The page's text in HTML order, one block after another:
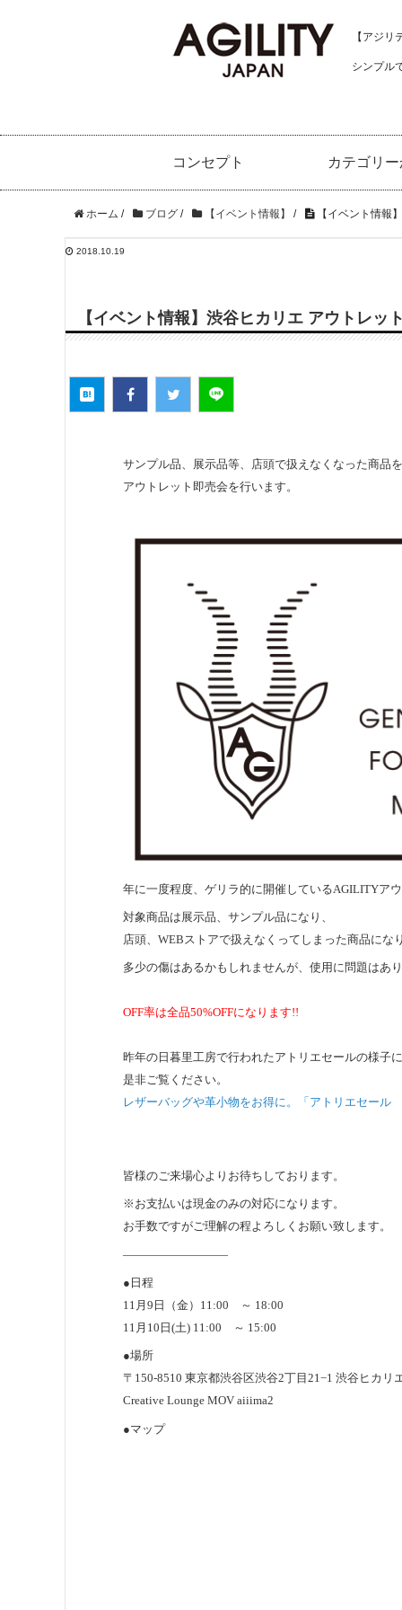
【アジ
シンプル
コンセプト カテゴリ
ホーム / ブログ / 【イベント情報】 / 【イベント情報
2018.10.19
【イベント情報】渋谷ヒカリエ アウトレッ
サンプル品、展示品等、店頭で扱えなくなった商品
アウトレット即売会を行います。
年に一度程度、ゲリラ的に開催しているAGILITYア
対象商品は展示品、サンプル品になり、
店頭、WEBストアで扱えなくってしまった商品にな
多少の傷はあるかもしれませんが、使用に問題はあ
OFF率は全品50%OFFになります!!
昨年の日暮里工房で行われたアトリエセールの様子
是非ご覧ください。
レザーバッグや革小物をお得に。「アトリエセール
皆様のご来場心よりお待ちしております。
※お支払いは現金のみの対応になります。
お手数ですがご理解の程よろしくお願い致します。
—————————
●日程
11月9日（金）11:00 ～ 18:00
11月10日(土) 11:00 ～ 15:00
●場所
〒150-8510 東京都渋谷区渋谷2丁目21−1 渋谷ヒカリ
Creative Lounge MOV aiiima2
●マップ